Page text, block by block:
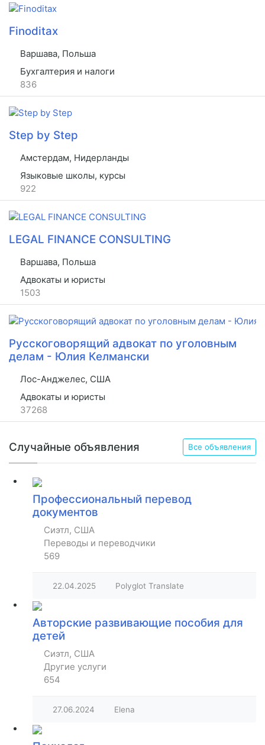
Finoditax
Варшава, Польша
Бухгалтерия и налоги
836
Step by Step
Амстердам, Нидерланды
Языковые школы, курсы
922
LEGAL FINANCE CONSULTING
Варшава, Польша
Адвокаты и юристы
1503
Русскоговорящий адвокат по уголовным
делам - Юлия Келмански
Лос-Анджелес, США
Адвокаты и юристы
37268
Случайные объявления Все объявления
Профессиональный перевод
документов
Сиэтл, США
Переводы и переводчики
569
22.04.2025 Polyglot Translate
Авторские развивающие пособия для
детей
Сиэтл, США
Другие услуги
654
27.06.2024 Elena